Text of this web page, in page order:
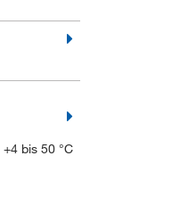
bis 50 °C